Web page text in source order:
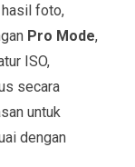
foto,
Pro Mode,
ISO,
secara
untuk
dengan